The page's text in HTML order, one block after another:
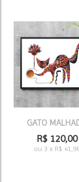
GATO
R$ 120,00
ou 3 x R$